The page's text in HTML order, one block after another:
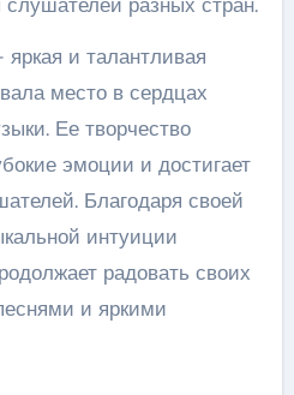
и талантливая
место в сердцах
Ее творчество
эмоции и достигает
Благодаря своей
интуиции
радовать своих
и яркими